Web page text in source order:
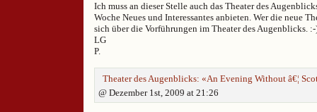
Ich muss an dieser Stelle auch das Theater des
Woche Neues und Interessantes anbieten. Wer die neue
sich über die Vorführungen im Theater des Augenblicks.
LG
P.
Theater des Augenblicks: «An Evening Without â€¦
@ Dezember 1st, 2009 at 21:26